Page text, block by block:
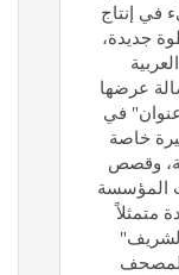
في إنتاج
خطوة جديدة،
عرضها
عنوان" في
خاصة
وقصص
المؤسسة
متمثلاً